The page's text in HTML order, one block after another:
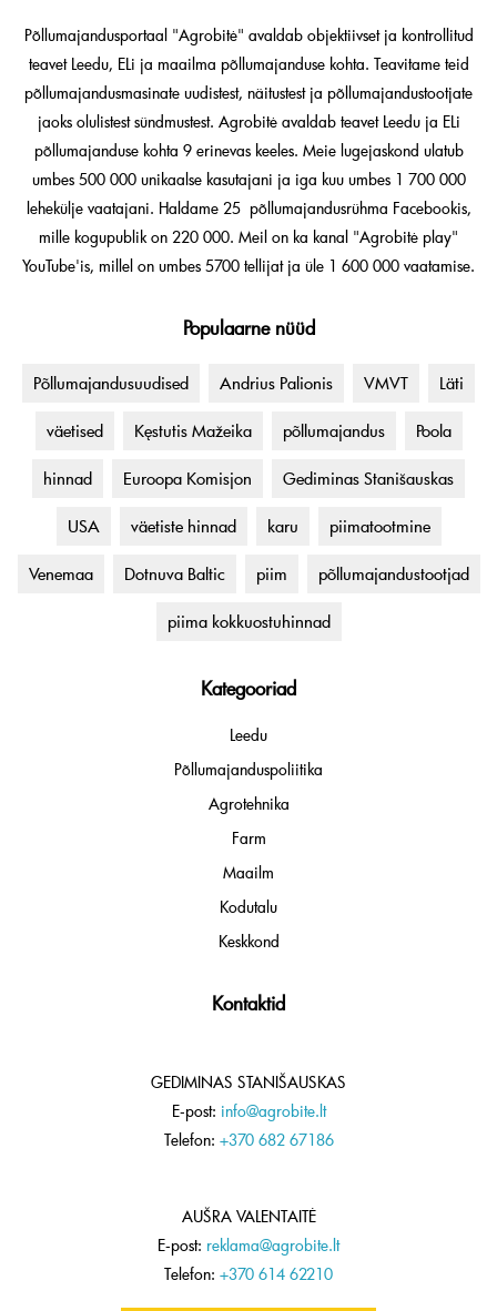
Põllumajandusportaal "Agrobitė" avaldab objektiivset ja kontrollitud
teavet Leedu, ELi ja maailma põllumajanduse kohta. Teavitame teid
põllumajandusmasinate uudistest, näitustest ja põllumajandustootjate
jaoks olulistest sündmustest. Agrobitė avaldab teavet Leedu ja ELi
põllumajanduse kohta 9 erinevas keeles. Meie lugejaskond ulatub
umbes 500 000 unikaalse kasutajani ja iga kuu umbes 1 700 000
lehekülje vaatajani. Haldame 25 põllumajandusrühma Facebookis,
mille kogupublik on 220 000. Meil on ka kanal "Agrobitė play"
YouTube'is, millel on umbes 5700 tellijat ja üle 1 600 000 vaatamise.
Populaarne nüüd
Põllumajandusuudised Andrius Palionis VMVT Läti
väetised Kęstutis Mažeika põllumajandus Poola
hinnad Euroopa Komisjon Gediminas Stanišauskas
USA väetiste hinnad karu piimatootmine
Venemaa Dotnuva Baltic piim põllumajandustootjad
piima kokkuostuhinnad
Kategooriad
Leedu
Põllumajanduspoliitika
Agrotehnika
Farm
Maailm
Kodutalu
Keskkond
Kontaktid
GEDIMINAS STANIŠAUSKAS
E-post: info@agrobite.lt
Telefon: +370 682 67186
AUŠRA VALENTAITĖ
E-post: reklama@agrobite.lt
Telefon: +370 614 62210